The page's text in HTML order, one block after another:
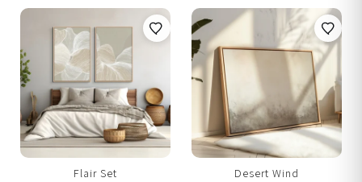
Desert Wind
Flair Set